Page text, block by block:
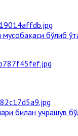
бўлиб
билан учрашув